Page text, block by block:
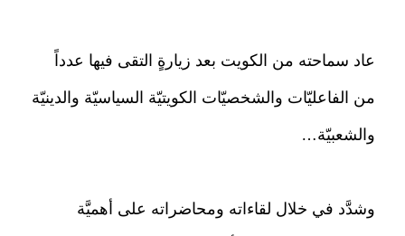
عاد سماحته من الكويت بعد زيارةٍ التقى فيها عدداً
من الفاعليّات والشخصيّات الكويتيّة السياسيّة والدينيّة
والشعبيّة…
وشدَّد في خلال لقاءاته ومحاضراته على أهميَّة